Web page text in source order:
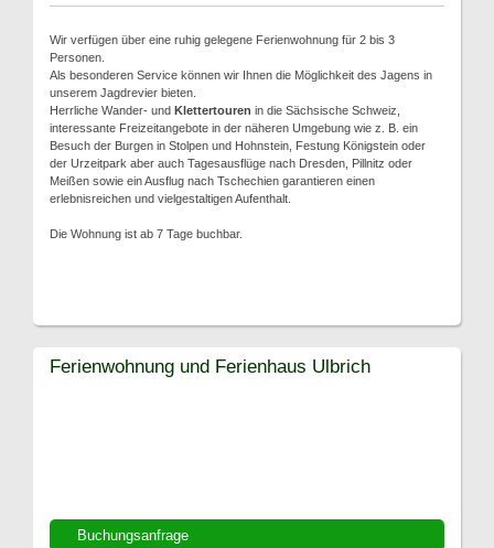
Wir verfügen über eine ruhig gelegene Ferienwohnung für 2 bis 3
Personen.
Als besonderen Service können wir Ihnen die Möglichkeit des Jagens in
unserem Jagdrevier bieten.
Herrliche Wander- und Klettertouren in die Sächsische Schweiz,
interessante Freizeitangebote in der näheren Umgebung wie z. B. ein
Besuch der Burgen in Stolpen und Hohnstein, Festung Königstein oder
der Urzeitpark aber auch Tagesausflüge nach Dresden, Pillnitz oder
Meißen sowie ein Ausflug nach Tschechien garantieren einen
erlebnisreichen und vielgestaltigen Aufenthalt.
Die Wohnung ist ab 7 Tage buchbar.
Buchungsanfrage
Ferienwohnung und Ferienhaus Ulbrich